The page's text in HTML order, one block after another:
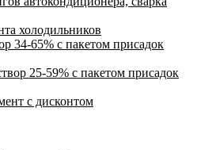
холодильников
34-65% с пакетом присадок
25-59% с пакетом присадок
с дисконтом